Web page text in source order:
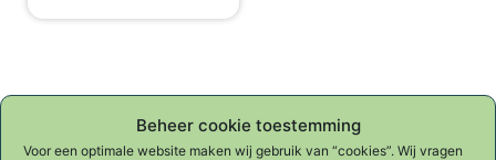
Beheer cookie toestemming
Voor een optimale website maken wij gebruik van “cookies”. Wij vragen
Dit product heeft meerdere variaties.